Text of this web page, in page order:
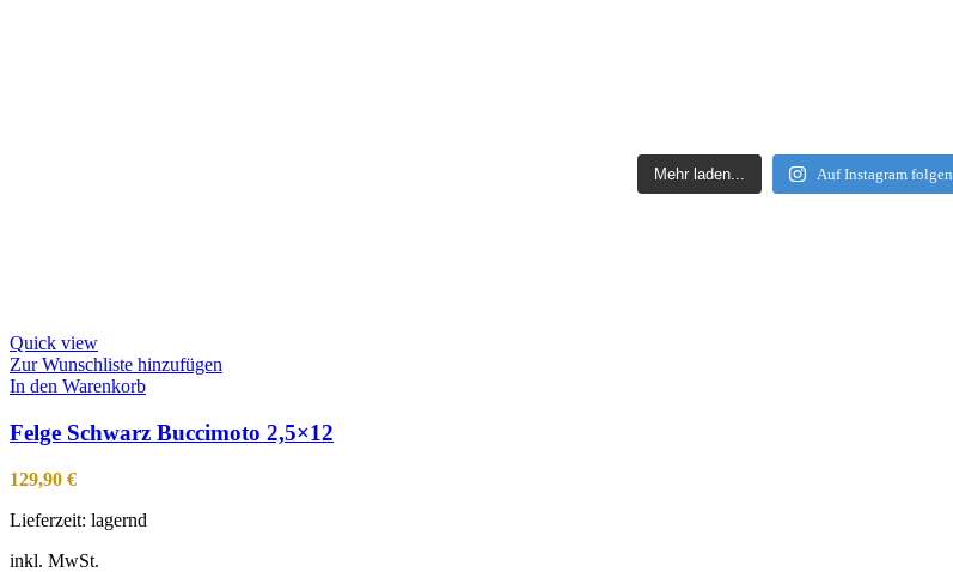
Mehr laden... Auf Instagram folgen
Quick view
Zur Wunschliste hinzufügen
In den Warenkorb
Felge Schwarz Buccimoto 2,5×12
129,90 €
Lieferzeit: lagernd
inkl. MwSt.